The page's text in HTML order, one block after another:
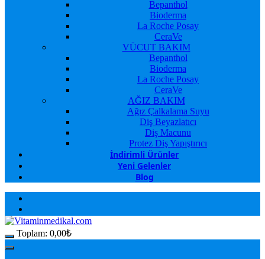
Bepanthol
Bioderma
La Roche Posay
CeraVe
VÜCUT BAKIM
Bepanthol
Bioderma
La Roche Posay
CeraVe
AĞIZ BAKIM
Ağız Çalkalama Suyu
Diş Beyazlatıcı
Diş Macunu
Protez Diş Yapıştırıcı
İndirimli Ürünler
Yeni Gelenler
Blog
Toplam: 0,00₺